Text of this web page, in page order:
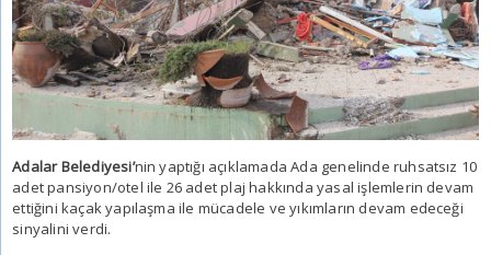
Adalar Belediyesi’nin yaptığı açıklamada Ada genelinde ruhsatsız 10
adet pansiyon/otel ile 26 adet plaj hakkında yasal işlemlerin devam
ettiğini kaçak yapılaşma ile mücadele ve yıkımların devam edeceği
sinyalini verdi.